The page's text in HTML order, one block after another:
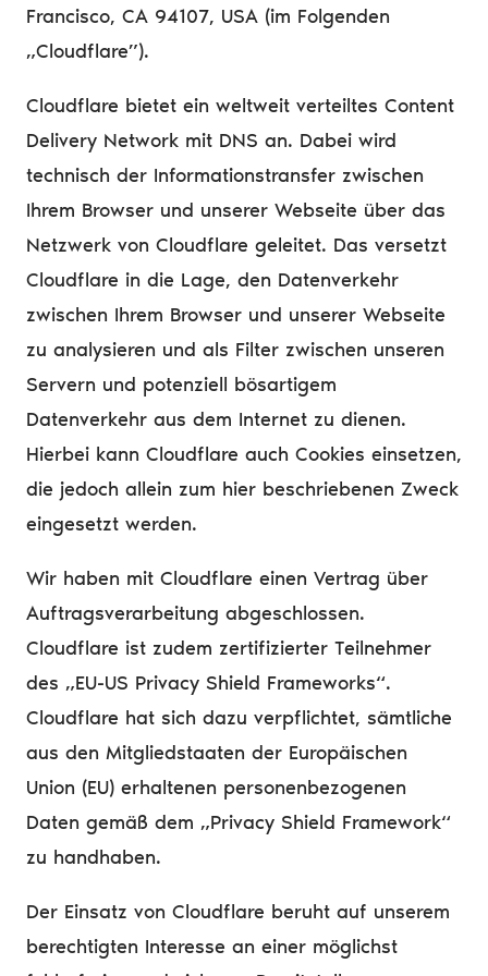
Francisco, CA 94107, USA (im Folgenden
„Cloudflare”).
Cloudflare bietet ein weltweit verteiltes Content
Delivery Network mit DNS an. Dabei wird
technisch der Informationstransfer zwischen
Ihrem Browser und unserer Webseite über das
Netzwerk von Cloudflare geleitet. Das versetzt
Cloudflare in die Lage, den Datenverkehr
zwischen Ihrem Browser und unserer Webseite
zu analysieren und als Filter zwischen unseren
Servern und potenziell bösartigem
Datenverkehr aus dem Internet zu dienen.
Hierbei kann Cloudflare auch Cookies einsetzen,
die jedoch allein zum hier beschriebenen Zweck
eingesetzt werden.
Wir haben mit Cloudflare einen Vertrag über
Auftragsverarbeitung abgeschlossen.
Cloudflare ist zudem zertifizierter Teilnehmer
des „EU-US Privacy Shield Frameworks“.
Cloudflare hat sich dazu verpflichtet, sämtliche
aus den Mitgliedstaaten der Europäischen
Union (EU) erhaltenen personenbezogenen
Daten gemäß dem „Privacy Shield Framework“
zu handhaben.
Der Einsatz von Cloudflare beruht auf unserem
berechtigten Interesse an einer möglichst